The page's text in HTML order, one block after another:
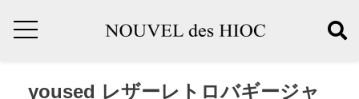
yoused レザーレトロバギージャ